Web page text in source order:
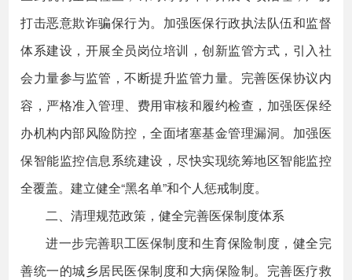
打击恶意欺诈骗保行为。加强医保行政执法队伍和监督
体系建设，开展全员岗位培训，创新监管方式，引入社
会力量参与监管，不断提升监管力量。完善医保协议内
容，严格准入管理、费用审核和履约检查，加强医保经
办机构内部风险防控，全面堵塞基金管理漏洞。加强医
保智能监控信息系统建设，尽快实现统筹地区智能监控
全覆盖。建立健全“黑名单”和个人惩戒制度。
二、清理规范政策，健全完善医保制度体系
进一步完善职工医保制度和生育保险制度，健全完
善统一的城乡居民医保制度和大病保险制。完善医疗救